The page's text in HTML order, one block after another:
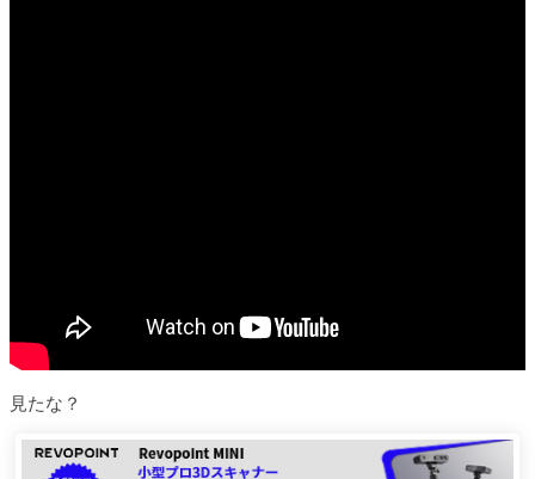
見たな？